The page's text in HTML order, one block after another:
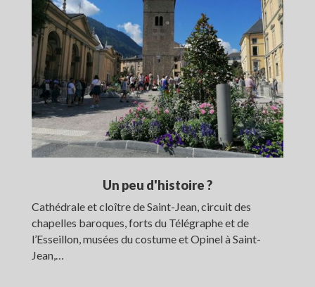
Un peu d'histoire ?
Cathédrale et cloître de Saint-Jean, circuit des
chapelles baroques, forts du Télégraphe et de
l’Esseillon, musées du costume et Opinel à Saint-
Jean,…